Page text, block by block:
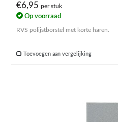
€6,95 per stuk
Op voorraad
RVS polijstborstel met korte haren.
Toevoegen aan vergelijking